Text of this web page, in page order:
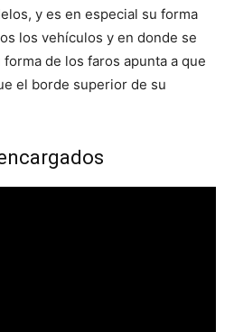
y es en especial su forma
los vehículos y en donde se
de los faros apunta a que
el borde superior de su